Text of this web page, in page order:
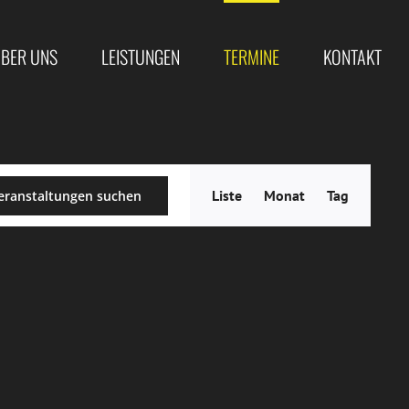
UNS LEISTUNGEN TERMINE KONTAKT
suchen Liste Monat Tag